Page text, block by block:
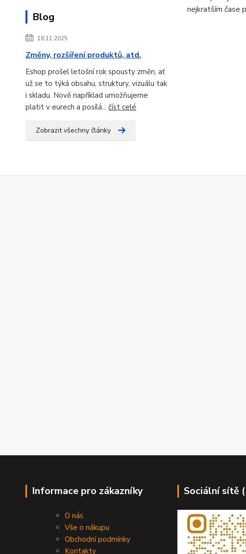
Blog
18.11.2025
Změny, rozšíření produktů, atd.
Eshop prošel letošní rok spousty změn, ať
už se to týká obsahu, struktury, vizuálu tak
i skladu. Nově například umožňujeme
platit v eurech a posílá... číst celé
Zobrazit všechny články
nejkratším čase
Informace pro zákazníky
O nás
Vše o nákupu
Obchodní podmínky
Kontakty
Sociální sítě